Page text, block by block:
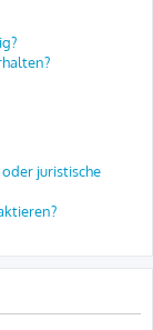
juristische